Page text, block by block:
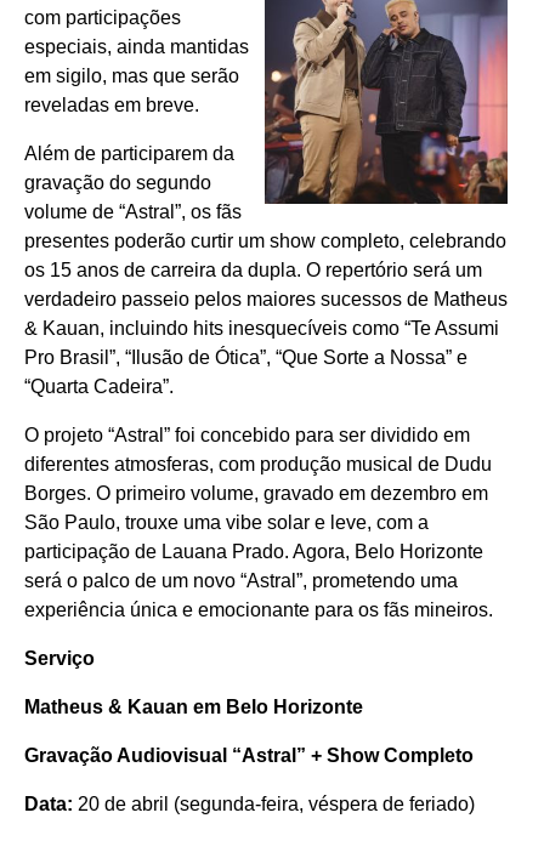
com participações
especiais, ainda mantidas
em sigilo, mas que serão
reveladas em breve.
Além de participarem da
gravação do segundo
volume de “Astral”, os fãs
presentes poderão curtir um show completo, celebrando
os 15 anos de carreira da dupla. O repertório será um
verdadeiro passeio pelos maiores sucessos de Matheus
& Kauan, incluindo hits inesquecíveis como “Te Assumi
Pro Brasil”, “Ilusão de Ótica”, “Que Sorte a Nossa” e
“Quarta Cadeira”.
O projeto “Astral” foi concebido para ser dividido em
diferentes atmosferas, com produção musical de Dudu
Borges. O primeiro volume, gravado em dezembro em
São Paulo, trouxe uma vibe solar e leve, com a
participação de Lauana Prado. Agora, Belo Horizonte
será o palco de um novo “Astral”, prometendo uma
experiência única e emocionante para os fãs mineiros.
Serviço
Matheus & Kauan em Belo Horizonte
Gravação Audiovisual “Astral” + Show Completo
Data: 20 de abril (segunda-feira, véspera de feriado)